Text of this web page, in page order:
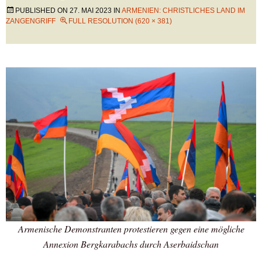
PUBLISHED ON 27. MAI 2023 IN ARMENIEN: CHRISTLICHES LAND IM
ZANGENGRIFF
FULL RESOLUTION (620 × 381)
Armenische Demonstranten protestieren gegen eine mögliche
Annexion Bergkarabachs durch Aserbaidschan